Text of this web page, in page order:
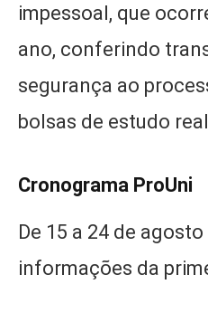
impessoal, que
ano, conferindo
segurança ao
bolsas de estudo
Cronograma ProUni
De 15 a 24 de
informações da